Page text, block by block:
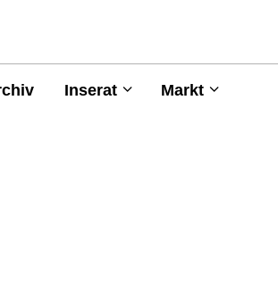
Inserat Markt